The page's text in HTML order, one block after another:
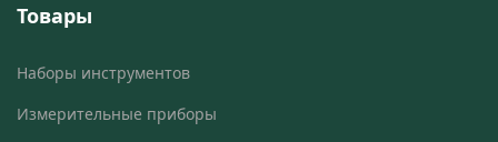
Товары
Наборы инструментов
Измерительные приборы